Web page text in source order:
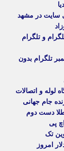
سایت در مشهد
و تلگرام
تلگرام بدون
لوله و اتصالات
جام جهانی
دست دوم
پی
تک
امروز